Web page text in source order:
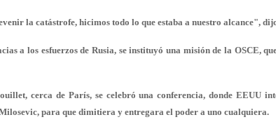
la catástrofe, hicimos todo lo que estaba a nuestro alcance",
a los esfuerzos de Rusia, se instituyó una misión de la OSCE,
cerca de París, se celebró una conferencia, donde EEUU
para que dimitiera y entregara el poder a uno cualquiera.